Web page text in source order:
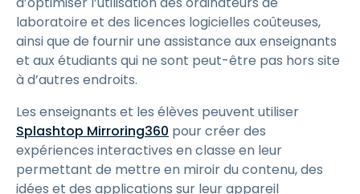
laboratoire et des licences logicielles coûteuses,
ainsi que de fournir une assistance aux enseignants
et aux étudiants qui ne sont peut-être pas hors site
à d’autres endroits.
Les enseignants et les élèves peuvent utiliser
Splashtop Mirroring360 pour créer des
expériences interactives en classe en leur
permettant de mettre en miroir du contenu, des
idées et des applications sur leur appareil